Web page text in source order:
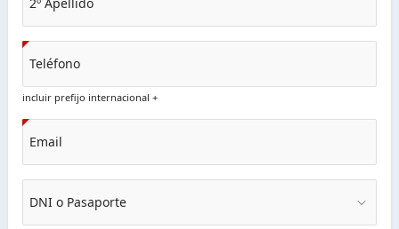
Teléfono
incluir prefijo internacional +
Email
DNI o Pasaporte